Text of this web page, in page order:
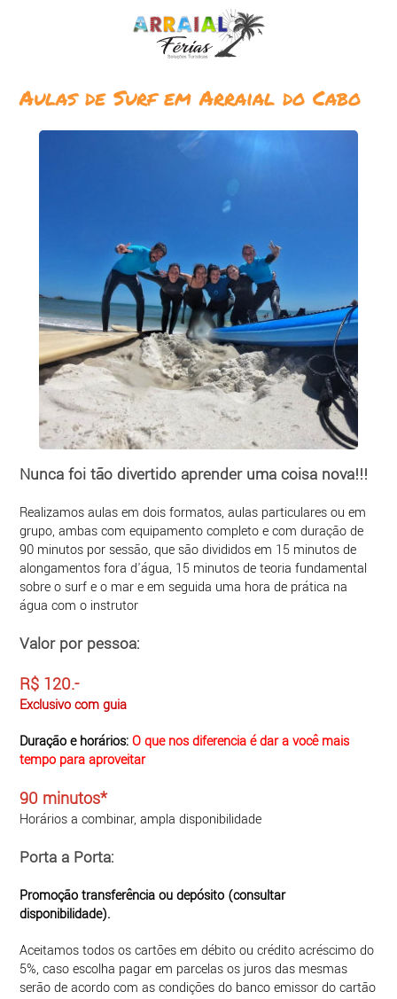
Aulas de Surf em Arraial do Cabo
Nunca foi tão divertido aprender uma coisa nova!!!
Realizamos aulas em dois formatos, aulas particulares ou em
grupo, ambas com equipamento completo e com duração de
90 minutos por sessão, que são divididos em 15 minutos de
alongamentos fora d'água, 15 minutos de teoria fundamental
sobre o surf e o mar e em seguida uma hora de prática na
água com o instrutor
Valor por pessoa:
​R$ 120.-
Exclusivo com guia
Duração e horários: O que nos diferencia é dar a você mais
tempo para aproveitar
90 minutos*
Horários a combinar, ampla disponibilidade
Porta a Porta:
Promoção transferência ou depósito (consultar
disponibilidade).
Aceitamos todos os cartões em débito ou crédito acréscimo do
5%, caso escolha pagar em parcelas os juros das mesmas
serão de acordo com as condições do banco emissor do cartão